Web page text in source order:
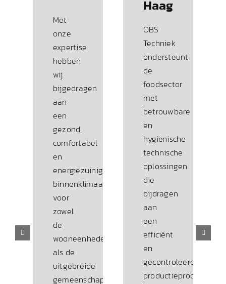
Met
onze
expertise
hebben
wij
bijgedragen
aan
een
gezond,
comfortabel
en
energiezuinig
binnenklimaat
voor
zowel
de
wooneenheden
als de
uitgebreide
gemeenschappelijke
Haag
OBS
Techniek
ondersteunt
de
foodsector
met
betrouwbare
en
hygiënische
technische
oplossingen
die
bijdragen
aan
een
efficiënt
en
gecontroleerd
productieproces.